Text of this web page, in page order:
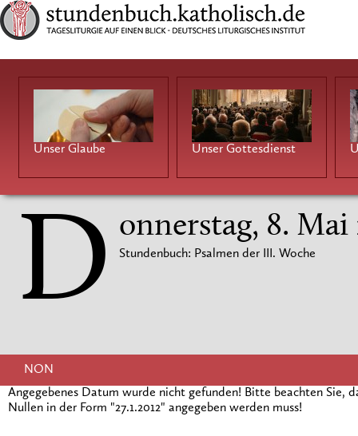
Unser Glaube Unser Gottesdienst
D onnerstag, 8. Mai
Stundenbuch: Psalmen der III. Woche
NON
Angegebenes Datum wurde nicht gefunden! Bitte beachten Sie,
Nullen in der Form "27.1.2012" angegeben werden muss!